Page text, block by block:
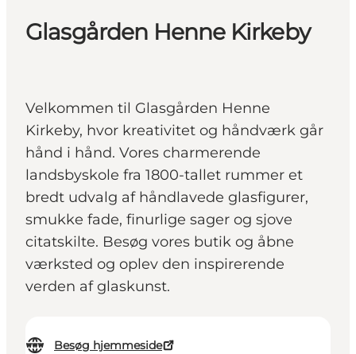
Glasgården Henne Kirkeby
Velkommen til Glasgården Henne
Kirkeby, hvor kreativitet og håndværk går
hånd i hånd. Vores charmerende
landsbyskole fra 1800-tallet rummer et
bredt udvalg af håndlavede glasfigurer,
smukke fade, finurlige sager og sjove
citatskilte. Besøg vores butik og åbne
værksted og oplev den inspirerende
verden af glaskunst.
Besøg hjemmeside